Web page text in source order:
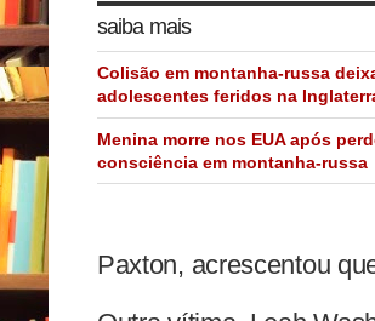
saiba mais
Colisão em montanha-russa
adolescentes feridos na
Menina morre nos EUA após
consciência em montanha-russa
Paxton, acrescentou